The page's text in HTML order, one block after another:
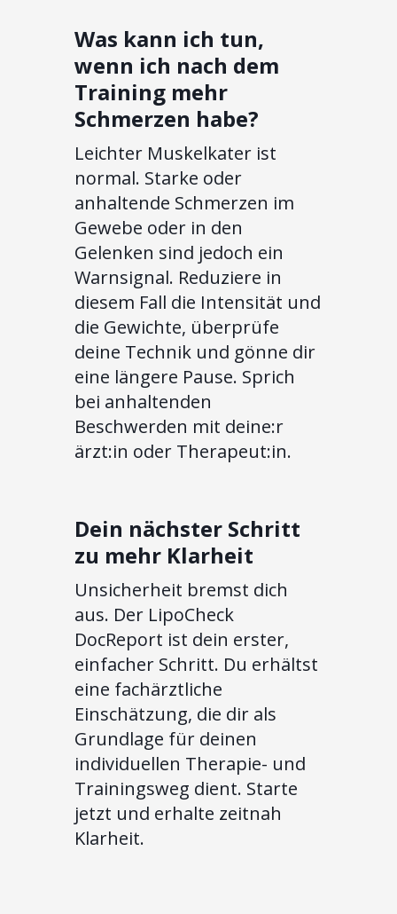
Was kann ich tun,
wenn ich nach dem
Training mehr
Schmerzen habe?
Leichter Muskelkater ist
normal. Starke oder
anhaltende Schmerzen im
Gewebe oder in den
Gelenken sind jedoch ein
Warnsignal. Reduziere in
diesem Fall die Intensität und
die Gewichte, überprüfe
deine Technik und gönne dir
eine längere Pause. Sprich
bei anhaltenden
Beschwerden mit deine:r
ärzt:in oder Therapeut:in.
Dein nächster Schritt
zu mehr Klarheit
Unsicherheit bremst dich
aus. Der LipoCheck
DocReport ist dein erster,
einfacher Schritt. Du erhältst
eine fachärztliche
Einschätzung, die dir als
Grundlage für deinen
individuellen Therapie- und
Trainingsweg dient. Starte
jetzt und erhalte zeitnah
Klarheit.